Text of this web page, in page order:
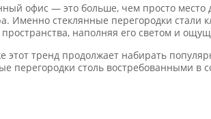
офис — это больше, чем просто место
Именно стеклянные перегородки стали
пространства, наполняя его светом и
этот тренд продолжает набирать
перегородки столь востребованными в